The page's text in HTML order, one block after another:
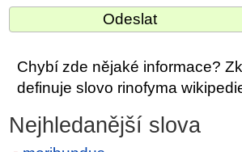
Chybí zde nějaké informace?
definuje slovo rinofyma
Nejhledanější slova